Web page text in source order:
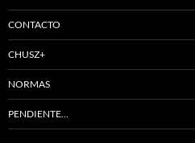
CONTACTO
CHUSZ+
NORMAS
PENDIENTE…